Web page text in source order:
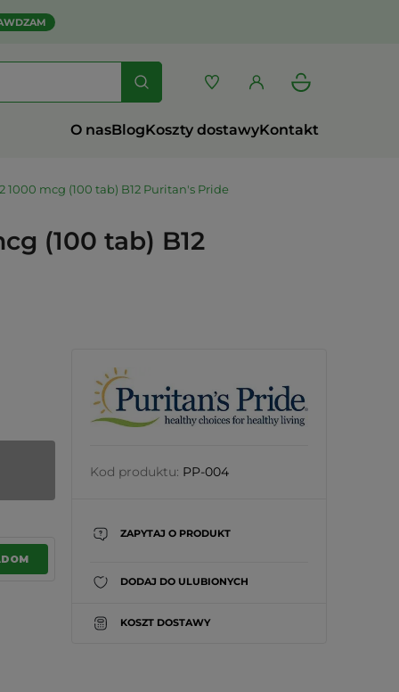
O nasBlogKoszty dostawyKontakt
1000 mcg (100 tab) B12 Puritan's Pride
(100 tab) B12
Kod produktu: PP-004
ZAPYTAJ O PRODUKT
DODAJ DO ULUBIONYCH
KOSZT DOSTAWY